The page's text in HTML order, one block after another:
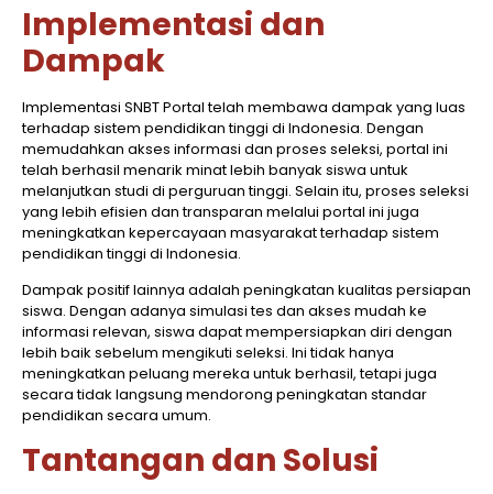
Implementasi dan
Dampak
Implementasi SNBT Portal telah membawa dampak yang luas
terhadap sistem pendidikan tinggi di Indonesia. Dengan
memudahkan akses informasi dan proses seleksi, portal ini
telah berhasil menarik minat lebih banyak siswa untuk
melanjutkan studi di perguruan tinggi. Selain itu, proses seleksi
yang lebih efisien dan transparan melalui portal ini juga
meningkatkan kepercayaan masyarakat terhadap sistem
pendidikan tinggi di Indonesia.
Dampak positif lainnya adalah peningkatan kualitas persiapan
siswa. Dengan adanya simulasi tes dan akses mudah ke
informasi relevan, siswa dapat mempersiapkan diri dengan
lebih baik sebelum mengikuti seleksi. Ini tidak hanya
meningkatkan peluang mereka untuk berhasil, tetapi juga
secara tidak langsung mendorong peningkatan standar
pendidikan secara umum.
Tantangan dan Solusi